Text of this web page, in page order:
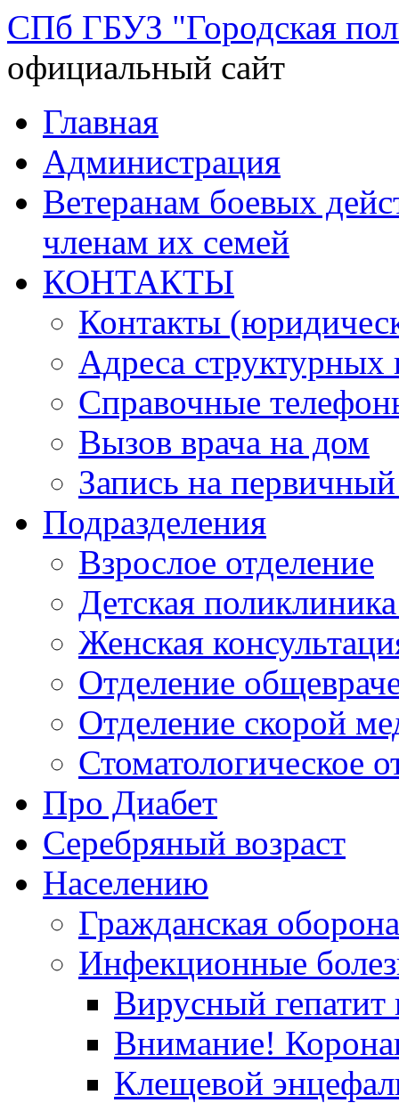
СПб ГБУЗ "Городская
официальный сайт
Перейти
содержимому
Главная
Администрация
Ветеранам боевых
членам их семей
КОНТАКТЫ
Контакты
Адреса структурных
Справочные
Вызов врача на дом
Запись на
Подразделения
Взрослое отделение
Детская
Женская
Отделение
Отделение скорой
Стоматологическое
Про Диабет
Серебряный возраст
Населению
Гражданская оборона
Инфекционные
Вирусный гепатит
Внимание!
Клещевой